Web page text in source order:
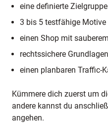
eine definierte Zielgruppe
3 bis 5 testfähige Motive
einen Shop mit
rechtssichere Grundlagen
einen planbaren Traffic-
Kümmere dich zuerst um
andere kannst du
angehen.